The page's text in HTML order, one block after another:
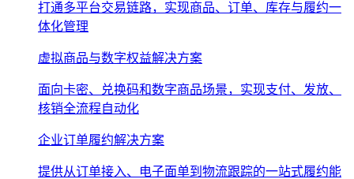
打通多平台交易链路，实现商品、订单、库存与履约一
体化管理
虚拟商品与数字权益解决方案
面向卡密、兑换码和数字商品场景，实现支付、发放、
核销全流程自动化
企业订单履约解决方案
提供从订单接入、电子面单到物流跟踪的一站式履约能